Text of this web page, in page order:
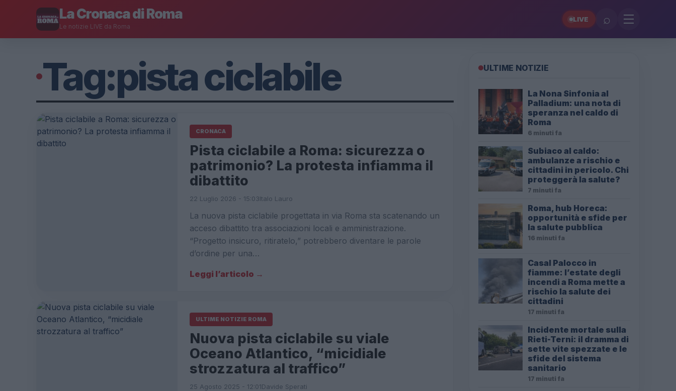
La Cronaca di Roma
Le notizie LIVE da Roma
LIVE ⌕
Tag:pista ciclabile
CRONACA
Pista ciclabile a Roma: sicurezza o
patrimonio? La protesta infiamma il
dibattito
22 Luglio 2026 - 15:03Italo Lauro
La nuova pista ciclabile progettata in via Roma sta scatenando un
acceso dibattito tra associazioni locali e amministrazione.
“Progetto insicuro, ritiratelo,” potrebbero diventare le parole
d’ordine per una…
Leggi l’articolo →
ULTIME NOTIZIE ROMA
Nuova pista ciclabile su viale
Oceano Atlantico, “micidiale
strozzatura al traffico”
25 Agosto 2025 - 12:01Davide Sperati
ULTIME NOTIZIE
La Nona Sinfonia al
Palladium: una nota di
speranza nel caldo di
Roma
6 minuti fa
Subiaco al caldo:
ambulanze a rischio e
cittadini in pericolo. Chi
proteggerà la salute?
7 minuti fa
Roma, hub Horeca:
opportunità e sfide per
la salute pubblica
16 minuti fa
Casal Palocco in
fiamme: l’estate degli
incendi a Roma mette a
rischio la salute dei
cittadini
17 minuti fa
Incidente mortale sulla
Rieti-Terni: il dramma di
sette vite spezzate e le
sfide del sistema
sanitario
17 minuti fa